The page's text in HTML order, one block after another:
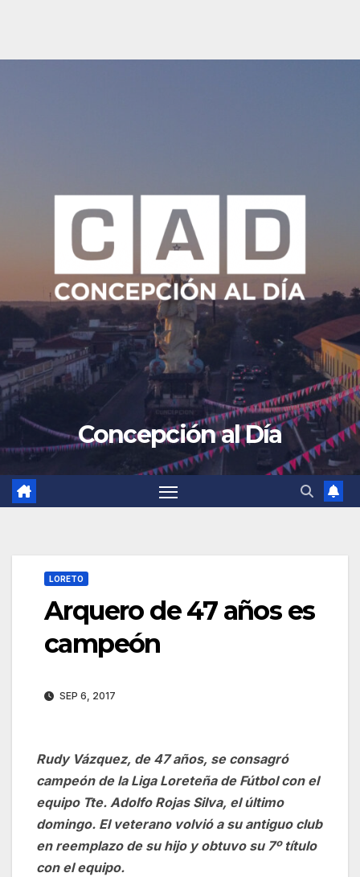
Concepción al Día
LORETO
Arquero de 47 años es
campeón
SEP 6, 2017
Rudy Vázquez, de 47 años, se consagró
campeón de la Liga Loreteña de Fútbol con el
equipo Tte. Adolfo Rojas Silva, el último
domingo. El veterano volvió a su antiguo club
en reemplazo de su hijo y obtuvo su 7º título
con el equipo.